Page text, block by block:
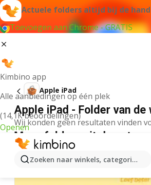
Actuele folders altijd bij de hand
Toevoegen aan Chrome - GRATIS
Kimbino app
Alle aanbiedingen op één plek
(14,1K beoordelingen)
Openen
Zoeken naar winkels, categorieën,
Apple iPad
Apple iPad - Folder van de
Wij konden geen resultaten vinden
Meer folders uit de